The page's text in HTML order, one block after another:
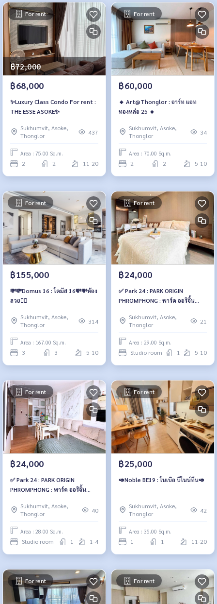
For rent
฿72,000
฿68,000
✨Luxury Class Condo For rent :
THE ESSE ASOKE✨
Sukhumvit, Asoke,
Thonglor
437
Area : 75.00 Sq.m.
2 2 11-20
For rent
฿60,000
🔸 Art@Thonglor : อาร์ท แอท
ทองหล่อ 25 🔸
Sukhumvit, Asoke,
Thonglor
34
Area : 70.00 Sq.m.
2 2 5-10
For rent
฿155,000
💸💸Domus 16 : โดมัส 16💸💸ห้อง
สวย❤️‍🔥
Sukhumvit, Asoke,
Thonglor
314
Area : 167.00 Sq.m.
3 3 5-10
For rent
฿24,000
✅ Park 24 : PARK ORIGIN
PHROMPHONG : พาร์ค ออริจิ้น
Sukhumvit, Asoke,
Thonglor
21
Area : 29.00 Sq.m.
Studio room 1 5-10
For rent
฿24,000
✅ Park 24 : PARK ORIGIN
PHROMPHONG : พาร์ค ออริจิ้น
Sukhumvit, Asoke,
Thonglor
40
Area : 28.00 Sq.m.
Studio room 1 1-4
For rent
฿25,000
🥑Noble BE19 : โนเบิล บีไนน์ทีน🥑
Sukhumvit, Asoke,
Thonglor
42
Area : 35.00 Sq.m.
1 1 11-20
For rent For rent